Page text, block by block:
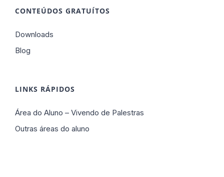
CONTEÚDOS GRATUÍTOS
Downloads
Blog
LINKS RÁPIDOS
Área do Aluno – Vivendo de Palestras
Outras áreas do aluno